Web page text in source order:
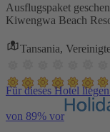
Ausflugspaket
Kiwengwa Beach
Tansania,
Für dieses Hotel
von 89% vor